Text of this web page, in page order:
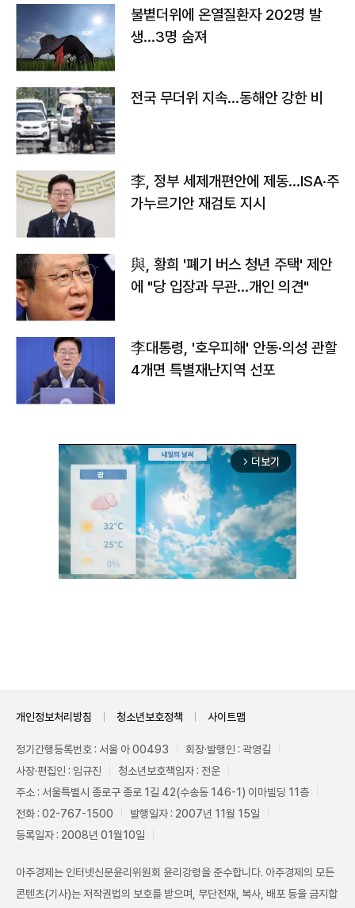
불볕더위에 온열질환자 202명 발
생…3명 숨져
전국 무더위 지속…동해안 강한 비
李, 정부 세제개편안에 제동…ISA·주
가누르기안 재검토 지시
與, 황희 '폐기 버스 청년 주택' 제안
에 "당 입장과 무관…개인 의견"
李대통령, '호우피해' 안동·의성 관할
4개면 특별재난지역 선포
arrow_forward_ios 더보기
개인정보처리방침 청소년보호정책 사이트맵
정기간행등록번호 : 서울 아 00493
회장·발행인 : 곽영길
사장·편집인 : 임규진
청소년보호책임자 : 전운
주소 : 서울특별시 종로구 종로 1길 42(수송동 146-1) 이마빌딩 11층
전화 : 02-767-1500
발행일자 : 2007년 11월 15일
등록일자 : 2008년 01월10일
아주경제는 인터넷신문윤리위원회 윤리강령을 준수합니다. 아주경제의 모든
콘텐츠(기사)는 저작권법의 보호를 받으며, 무단전재, 복사, 배포 등을 금지합